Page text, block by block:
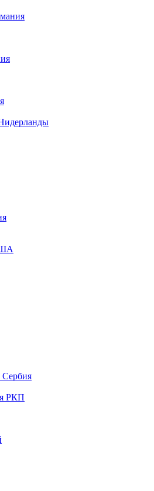
Сербия
РКП